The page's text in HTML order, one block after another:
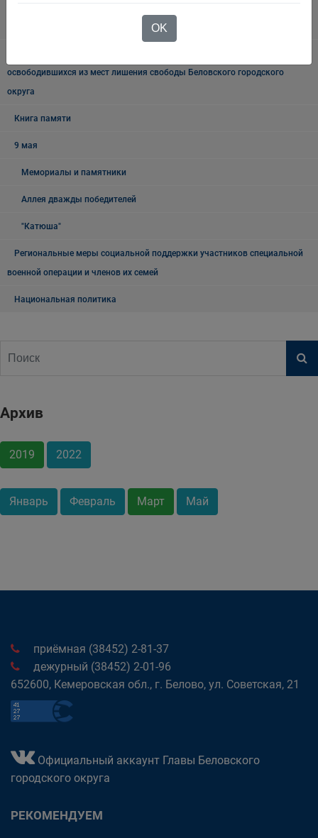
освободившихся из мест лишения свободы Беловского городского
округа
Книга памяти
9 мая
Мемориалы и памятники
Аллея дважды победителей
"Катюша"
Региональные меры социальной поддержки участников специальной
военной операции и членов их семей
Национальная политика
Архив
2019 2022
Январь Февраль Март Май
приёмная (38452) 2-81-37
дежурный (38452) 2-01-96
652600, Кемеровская обл., г. Белово, ул. Советская, 21
Официальный аккаунт Главы Беловского
городского округа
РЕКОМЕНДУЕМ
OK